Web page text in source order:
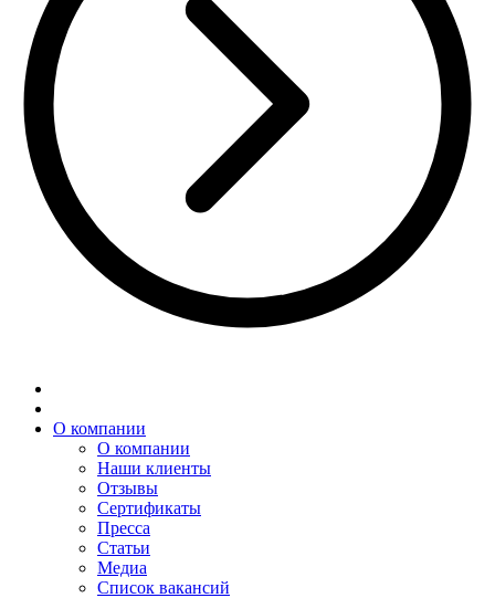
О компании
О компании
Наши клиенты
Отзывы
Сертификаты
Пресса
Статьи
Медиа
Список вакансий